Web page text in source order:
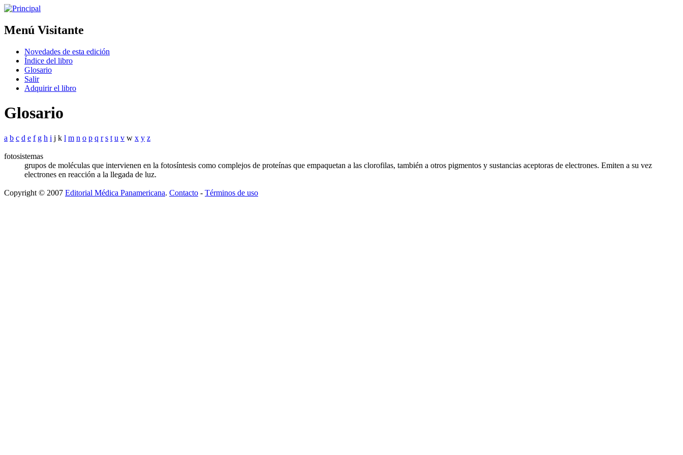
Menú Visitante
Novedades de esta edición
Índice del libro
Glosario
Salir
Adquirir el libro
Glosario
a b c d e f g h i j k l m n o p q r s t u v w x y z
fotosistemas
grupos de moléculas que intervienen en la fotosíntesis como complejos de proteínas que empaquetan a las clorofilas, también a otros pigmentos y sustancias aceptoras de electrones. Emiten a su vez
electrones en reacción a la llegada de luz.
Copyright © 2007 Editorial Médica Panamericana. Contacto - Términos de uso